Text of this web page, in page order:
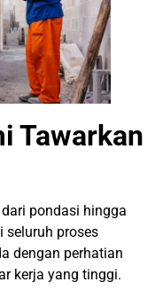
Tawarkan
pondasi hingga
seluruh proses
dengan perhatian
kerja yang tinggi.